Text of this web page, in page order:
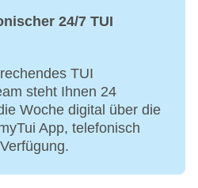
24/7 TUI
TUI
steht Ihnen 24
Woche digital über die
App, telefonisch